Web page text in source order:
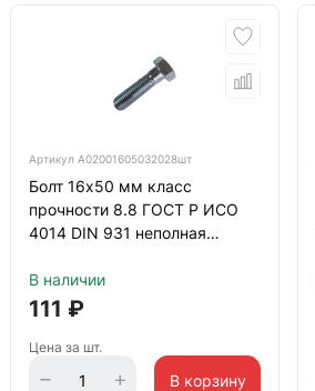
Артикул А02001605032028шт
Болт 16х50 мм класс
прочности 8.8 ГОСТ Р ИСО
4014 DIN 931 неполная
В наличии
111 ₽
Цена за шт.
В корзину